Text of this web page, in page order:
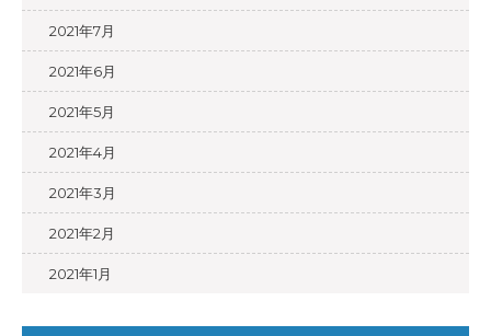
2021年7月
2021年6月
2021年5月
2021年4月
2021年3月
2021年2月
2021年1月